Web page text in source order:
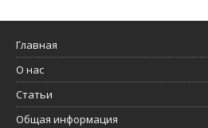
Главная
О нас
Статьи
Общая информация